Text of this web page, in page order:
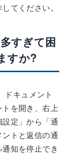
てください。
すぎて困
すか?
ドキュメント
を開き、右上
定」から「通
トと返信の通
知を停止でき